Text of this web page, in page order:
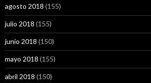
agosto 2018 (155)
julio 2018 (155)
junio 2018 (150)
mayo 2018 (155)
abril 2018 (150)